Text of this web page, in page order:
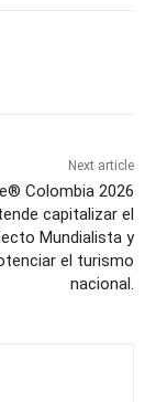
Next article
Colombia 2026
capitalizar el
Mundialista y
el turismo
nacional.